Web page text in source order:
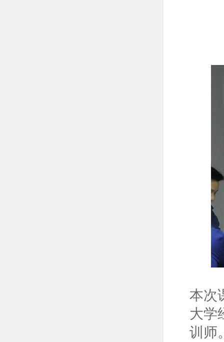
本次
大学
训师